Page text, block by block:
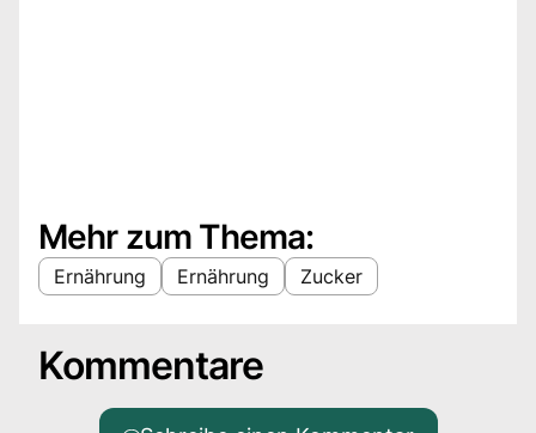
Mehr zum Thema:
Ernährung Ernährung Zucker
Kommentare